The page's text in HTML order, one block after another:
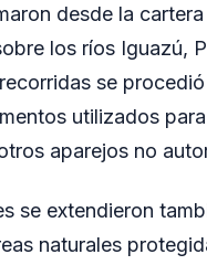
desde la
los ríos Iguazú,
se
utilizados
aparejos no
se extendieron
naturales